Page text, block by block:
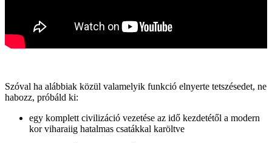
Szóval ha alábbiak közül valamelyik funkció elnyerte tetszésedet, ne
habozz, próbáld ki:
egy komplett civilizáció vezetése az idő kezdetétől a modern
kor viharaiig hatalmas csatákkal karöltve